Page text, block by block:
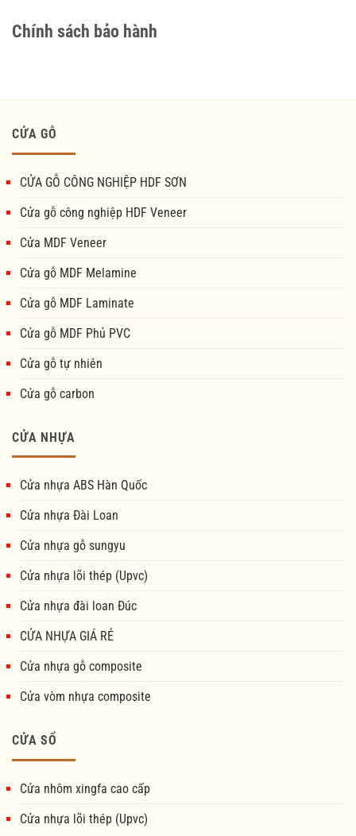
Chính sách bảo hành
CỬA GỖ
CỬA GỖ CÔNG NGHIỆP HDF SƠN
Cửa gỗ công nghiệp HDF Veneer
Cửa MDF Veneer
Cửa gỗ MDF Melamine
Cửa gỗ MDF Laminate
Cửa gỗ MDF Phủ PVC
Cửa gỗ tự nhiên
Cửa gỗ carbon
CỬA NHỰA
Cửa nhựa ABS Hàn Quốc
Cửa nhựa Đài Loan
Cửa nhựa gỗ sungyu
Cửa nhựa lõi thép (Upvc)
Cửa nhựa đài loan Đúc
CỬA NHỰA GIÁ RẺ
Cửa nhựa gỗ composite
Cửa vòm nhựa composite
CỬA SỔ
Cửa nhôm xingfa cao cấp
Cửa nhựa lõi thép (Upvc)